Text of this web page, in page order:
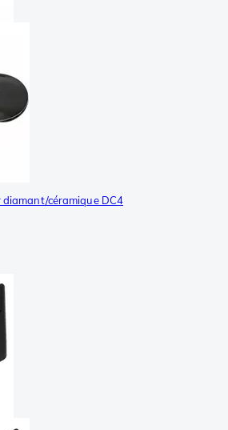
diamant/céramique DC4